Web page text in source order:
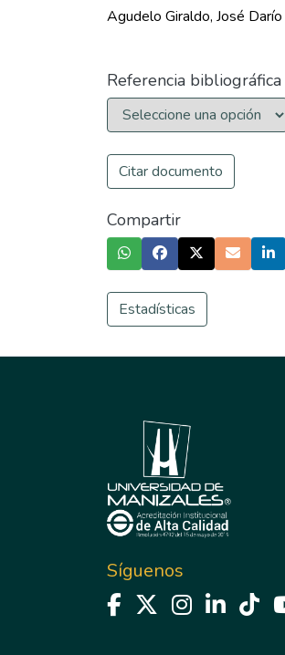
Agudelo Giraldo, José Darío
Referencia bibliográfica
Citar documento
Compartir
Estadísticas
Síguenos